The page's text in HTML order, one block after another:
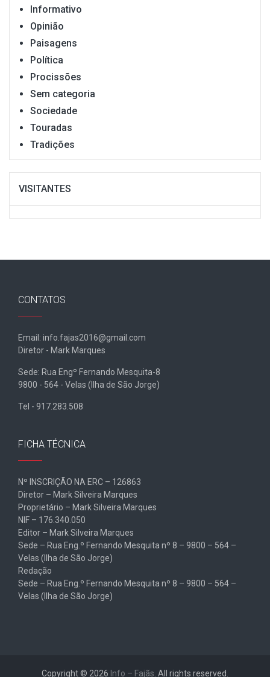
Informativo
Opinião
Paisagens
Política
Procissões
Sem categoria
Sociedade
Touradas
Tradições
VISITANTES
CONTATOS
Email: info.fajas2016@gmail.com
Diretor - Mark Marques
Sede: Rua Engº Fernando Mesquita-8
9800 - 564 - Velas (Ilha de São Jorge)
Tel - 917.283.508
FICHA TÉCNICA
Nº INSCRIÇÃO NA ERC – 126863
Diretor – Mark Silveira Marques
Proprietário – Mark Silveira Marques
NIF – 176.340.050
Editor – Mark Silveira Marques
Sede – Rua Eng.º Fernando Mesquita nº 8 – 9800 – 564 –
Velas (Ilha de São Jorge)
Redação
Sede – Rua Eng.º Fernando Mesquita nº 8 – 9800 – 564 –
Velas (Ilha de São Jorge)
Copyright © 2026 Info – Fajãs . All rights reserved.